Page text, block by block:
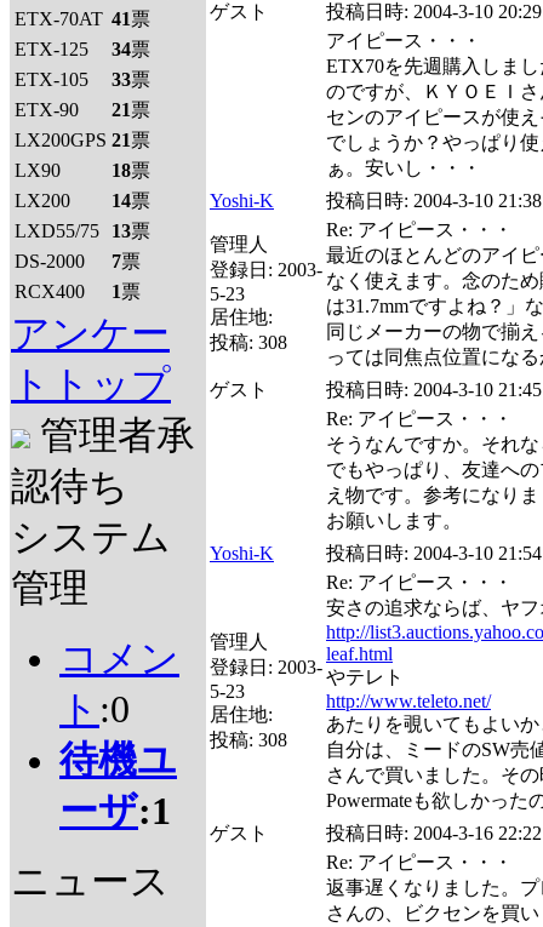
ETX-70AT 41票
ETX-125
34票
ETX-105
33票
ETX-90
21票
LX200GPS 21票
LX90
18票
LX200
14票
LXD55/75
13票
DS-2000
7票
RCX400
1票
アンケー
トトップ
管理者承
認待ち
システム
管理
コメン
ト :0
待機ユ
ーザ:1
ニュース
ゲスト
投稿日時: 2004-3-10 20:29
アイピース・・・
ETX70を先週購入しま
のですが、ＫＹＯＥＩ
センのアイピースが使
でしょうか？やっぱり
ぁ。安いし・・・
Yoshi-K
投稿日時: 2004-3-10 21:38
管理人
登録日: 2003-
5-23
居住地:
投稿: 308
Re: アイピース・・・
最近のほとんどのアイ
なく使えます。念のた
は31.7mmですよね？」
同じメーカーの物で揃
っては同焦点位置にな
ゲスト
投稿日時: 2004-3-10 21:45
Re: アイピース・・・
そうなんですか。それ
でもやっぱり、友達へ
え物です。参考になり
お願いします。
Yoshi-K
投稿日時: 2004-3-10 21:54
管理人
登録日: 2003-
5-23
居住地:
投稿: 308
Re: アイピース・・・
安さの追求ならば、ヤ
http://
leaf.html
やテレト
http://www.teleto.net/
あたりを覗いてもよい
自分は、ミードのSW売
さんで買いました。そ
Powermateも欲しかった
ゲスト
投稿日時: 2004-3-16 22:22
Re: アイピース・・・
返事遅くなりました。
さんの、ビクセンを買